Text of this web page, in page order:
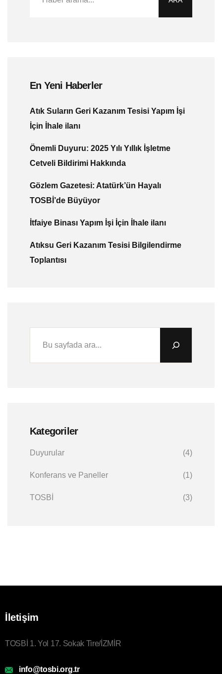
En Yeni Haberler
Atık Suların Geri Kazanım Tesisi Yapım İşi
İçin İhale ilanı
Önemli Duyuru: 2025 Yılı Yıllık İşletme
Cetveli Bildirimi Hakkında
Gözlem Gazetesi: Atatürk’ün Hayalı
TOSBİ’de Büyüyor
İtfaiye Binası Yapım İşi İçin İhale ilanı
Atıksu Geri Kazanım Tesisi Bilgilendirme
Toplantısı
Kategoriler
Duyurular (4)
Konferans ve Paneller (1)
TOSBİ (3)
İletişim
TOSBİ 1. Yol 17. Sokak Tire/İZMİR
info@tosbi.org.tr